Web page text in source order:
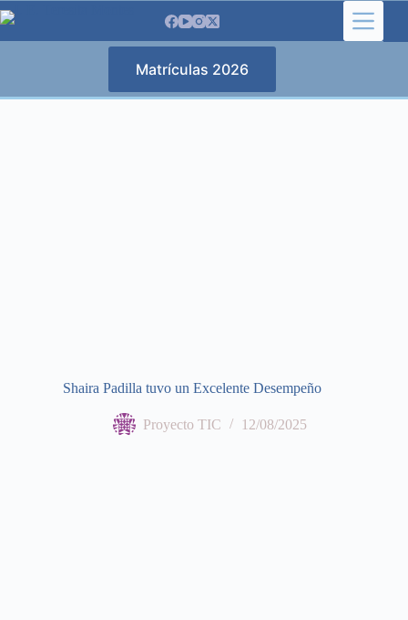
Saltar
al
contenido
Matrículas 2026
Shaira Padilla tuvo un Excelente Desempeño
Proyecto TIC 12/08/2025